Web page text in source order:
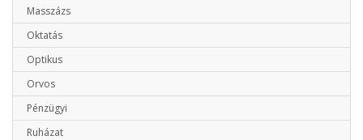
Masszázs
Oktatás
Optikus
Orvos
Pénzügyi
Ruházat